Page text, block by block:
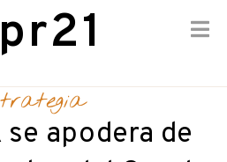
se apodera de